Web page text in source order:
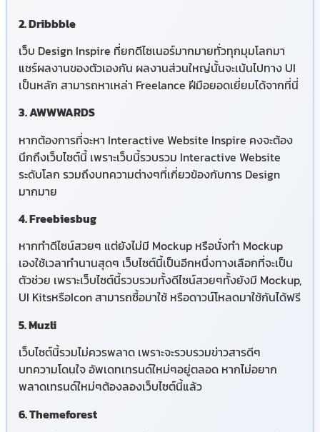
2. Dribbble
เว็บ Design Inspire ที่ยกดีไซเนอร์มากมายทั่วทุกมุมโลกมา
แชร์ผลงานของตัวเองกัน ผลงานส่วนใหญ่นั้นจะเน้นไปทาง UI
เป็นหลัก สามารถหาเหล่า Freelance ฝีมือยอดเยี่ยมได้จากที่นี่
3. AWWWARDS
หากต้องการที่จะหา Interactive Website Inspire คงจะต้อง
นึกถึงเว็บไซต์นี้ เพราะเว็บนี้รวบรวม Interactive Website
ระดับโลก รวมถึงบทความต่างๆที่เกี่ยวข้องกับการ Design
มากมาย
4. Freebiesbug
หากทำดีไซน์สวยๆ แต่ยังไม่มี Mockup หรือนั่งทำ Mockup
เองใช้เวลาทำนานสุดๆ เว็บไซต์นี้เป็นอีกหนึ่งทางเลือกที่จะเป็น
ตัวช่วย เพราะเว็บไซต์นี้รวบรวมทั้งดีไซน์สวยๆทั้งยังมี Mockup,
UI KitsหรือIcon สามารถซื้อมาใช้ หรือดาวน์โหลดมาใช้กันได้ฟรี
5. Muzli
เว็บไซต์นี้รวมไม่ควรพลาด เพราะจะรวบรวมข่าวสารดีๆ
บทความโดนใจ อัพเดทเทรนด์ใหม่ๆอยู่ตลอด หากไม่อยาก
พลาดเทรนด์ใหม่ๆต้องลองเว็บไซต์นี้แล้ว
6. Themeforest